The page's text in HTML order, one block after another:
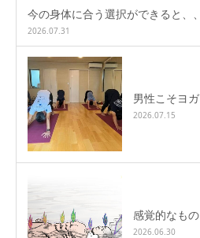
今の身体に合う選択ができると、、
2026.07.31
男性こそヨガ
2026.07.15
感覚的なもの
2026.06.30